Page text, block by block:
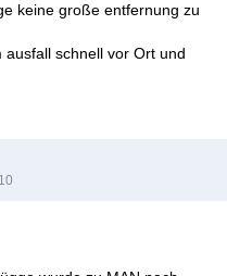
keine große entfernung zu
schnell vor Ort und